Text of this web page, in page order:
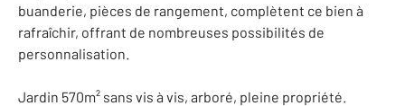
buanderie, pièces de rangement, complètent ce bien à
rafraîchir, offrant de nombreuses possibilités de
personnalisation.
Jardin 570m² sans vis à vis, arboré, pleine propriété.